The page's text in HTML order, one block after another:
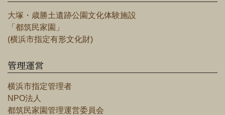
大塚・歳勝土遺跡公園文化体験施設
「都筑民家園」
(横浜市指定有形文化財)
管理運営
横浜市指定管理者
NPO法人
都筑民家園管理運営委員会